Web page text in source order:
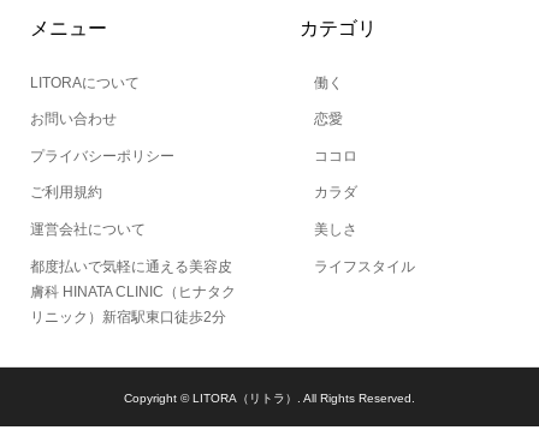
メニュー
LITORAについて
お問い合わせ
プライバシーポリシー
ご利用規約
運営会社について
都度払いで気軽に通える美容皮
膚科 HINATA CLINIC（ヒナタク
リニック）新宿駅東口徒歩2分
カテゴリ
働く
恋愛
ココロ
カラダ
美しさ
ライフスタイル
Copyright ©LITORA（リトラ）. All Rights Reserved.